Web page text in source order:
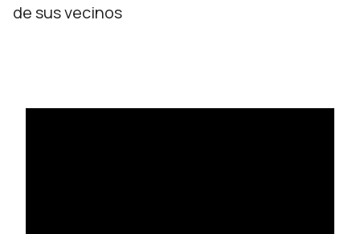
de sus vecinos